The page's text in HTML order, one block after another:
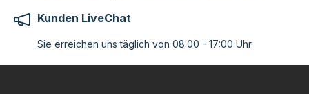
Kunden LiveChat
Sie erreichen uns täglich von 08:00 - 17:00 Uhr